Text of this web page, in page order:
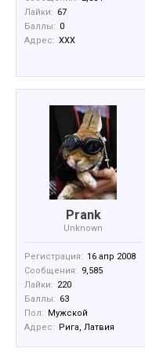
Лайки: 67
Баллы: 0
Адрес: XXX
Prank
Unknown
Регистрация: 16 апр 2008
Сообщения: 9,585
Лайки: 220
Баллы: 63
Пол: Мужской
Адрес: Рига, Латвия